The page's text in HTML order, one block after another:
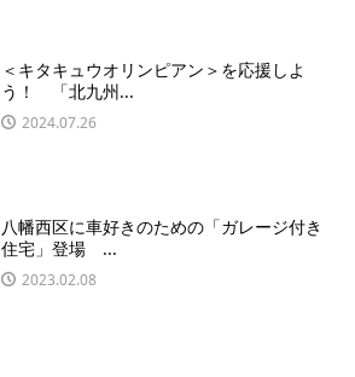
＜キタキュウオリンピアン＞を応援しよ
う！ 「北九州...
2024.07.26
八幡西区に車好きのための「ガレージ付き
住宅」登場 ...
2023.02.08